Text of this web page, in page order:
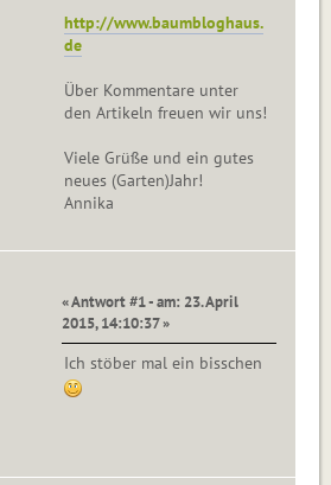
http://www.baumbloghaus.
de
Über Kommentare unter
den Artikeln freuen wir uns!
Viele Grüße und ein gutes
neues (Garten)Jahr!
Annika
« Antwort #1 - am: 23. April
2015, 14:10:37 »
Ich stöber mal ein bisschen